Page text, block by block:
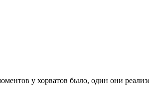
у хорватов было, один они